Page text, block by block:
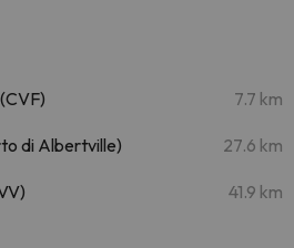
7.7 km
di Albertville) 27.6 km
41.9 km